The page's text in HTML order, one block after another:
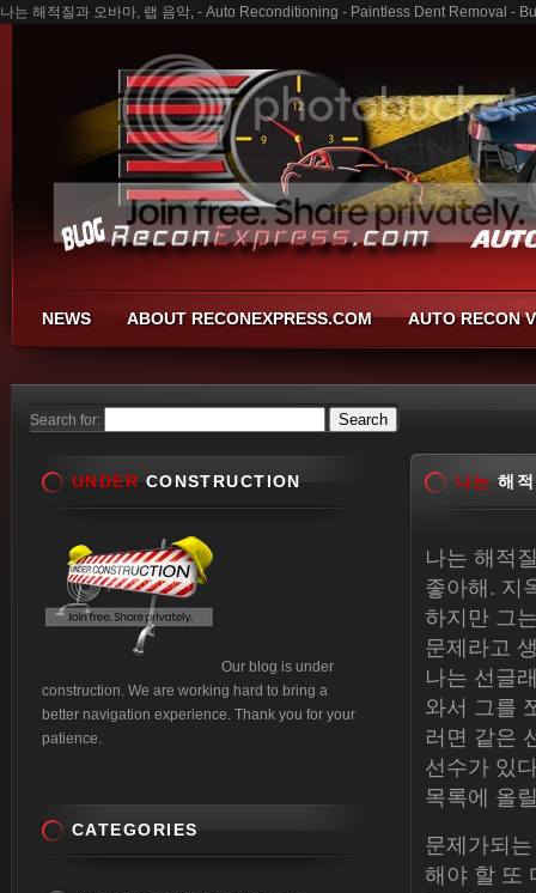
나는 해적질과 오바마, 랩 음악, - Auto Reconditioning - Paintless Dent Removal -
NEWS ABOUT RECONEXPRESS.COM AUTO RECON
Search for:
나는 해
나는 해적
좋아해. 지
하지만 그
문제라고
나는 선글
와서 그를
러면 같은
선수가 있
목록에 올
문제가되
해야 할 또
UNDER CONSTRUCTION
Our blog is under
construction. We are working hard to bring a
better navigation experience. Thank you for your
patience.
CATEGORIES